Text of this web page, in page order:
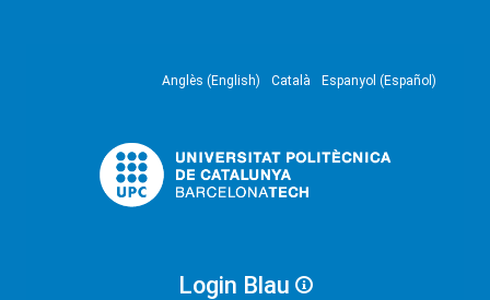
Anglès (English) Català Espanyol (Español)
Login Blau